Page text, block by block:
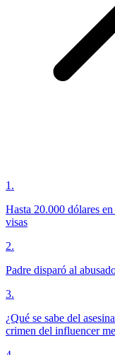
1 .
Hasta 20.000 dólares
visas
2.
Padre disparó al
3.
¿Qué se sabe del
crimen del influencer